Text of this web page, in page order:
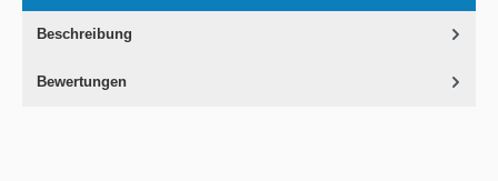
Beschreibung
Bewertungen